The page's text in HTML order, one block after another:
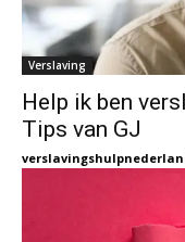
Verslaving
Help ik ben
Tips van GJ